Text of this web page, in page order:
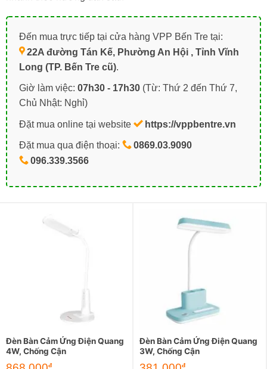
Đến mua trực tiếp tại cửa hàng VPP Bến Tre tại:
22A đường Tán Kế, Phường An Hội , Tỉnh Vĩnh
Long (TP. Bến Tre cũ).
Giờ làm việc: 07h30 - 17h30 (Từ: Thứ 2 đến Thứ 7,
Chủ Nhật: Nghỉ)
Đặt mua online tại website https://vppbentre.vn
Đặt mua qua điện thoại:
0869.03.9090
096.339.3566
Đèn Bàn Cảm Ứng Điện Quang
4W, Chống Cận
đ
Đèn Bàn Cảm Ứng Điện Quang
3W, Chống Cận
đ